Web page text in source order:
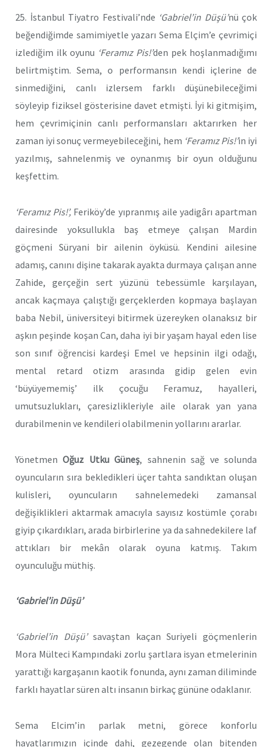
25. İstanbul Tiyatro Festivali’nde ‘Gabriel’in Düşü’nü çok
beğendiğimde samimiyetle yazarı Sema Elçim’e çevrimiçi
izlediğim ilk oyunu ‘Feramız Pis!’den pek hoşlanmadığımı
belirtmiştim. Sema, o performansın kendi içlerine de
sinmediğini, canlı izlersem farklı düşünebileceğimi
söyleyip fiziksel gösterisine davet etmişti. İyi ki gitmişim,
hem çevrimiçinin canlı performansları aktarırken her
zaman iyi sonuç vermeyebileceğini, hem ‘Feramız Pis!’in iyi
yazılmış, sahnelenmiş ve oynanmış bir oyun olduğunu
keşfettim.
‘Feramız Pis!’, Feriköy’de yıpranmış aile yadigârı apartman
dairesinde yoksullukla baş etmeye çalışan Mardin
göçmeni Süryani bir ailenin öyküsü. Kendini ailesine
adamış, canını dişine takarak ayakta durmaya çalışan anne
Zahide, gerçeğin sert yüzünü tebessümle karşılayan,
ancak kaçmaya çalıştığı gerçeklerden kopmaya başlayan
baba Nebil, üniversiteyi bitirmek üzereyken olanaksız bir
aşkın peşinde koşan Can, daha iyi bir yaşam hayal eden lise
son sınıf öğrencisi kardeşi Emel ve hepsinin ilgi odağı,
mental retard otizm arasında gidip gelen evin
‘büyüyememiş’ ilk çocuğu Feramuz, hayalleri,
umutsuzlukları, çaresizlikleriyle aile olarak yan yana
durabilmenin ve kendileri olabilmenin yollarını ararlar.
YönetmenOğuz Utku Güneş, sahnenin sağ ve solunda
oyuncuların sıra bekledikleri üçer tahta sandıktan oluşan
kulisleri, oyuncuların sahnelemedeki zamansal
değişiklikleri aktarmak amacıyla sayısız kostümle çorabı
giyip çıkardıkları, arada birbirlerine ya da sahnedekilere laf
attıkları bir mekân olarak oyuna katmış. Takım
oyunculuğu müthiş.
‘Gabriel’in Düşü’
‘Gabriel’in Düşü’savaştan kaçan Suriyeli göçmenlerin
Mora Mülteci Kampındaki zorlu şartlara isyan etmelerinin
yarattığı kargaşanın kaotik fonunda, aynı zaman diliminde
farklı hayatlar süren altı insanın birkaç gününe odaklanır.
Sema Elcim’in parlak metni, görece konforlu
hayatlarımızın içinde dahi, gezegende olan bitenden